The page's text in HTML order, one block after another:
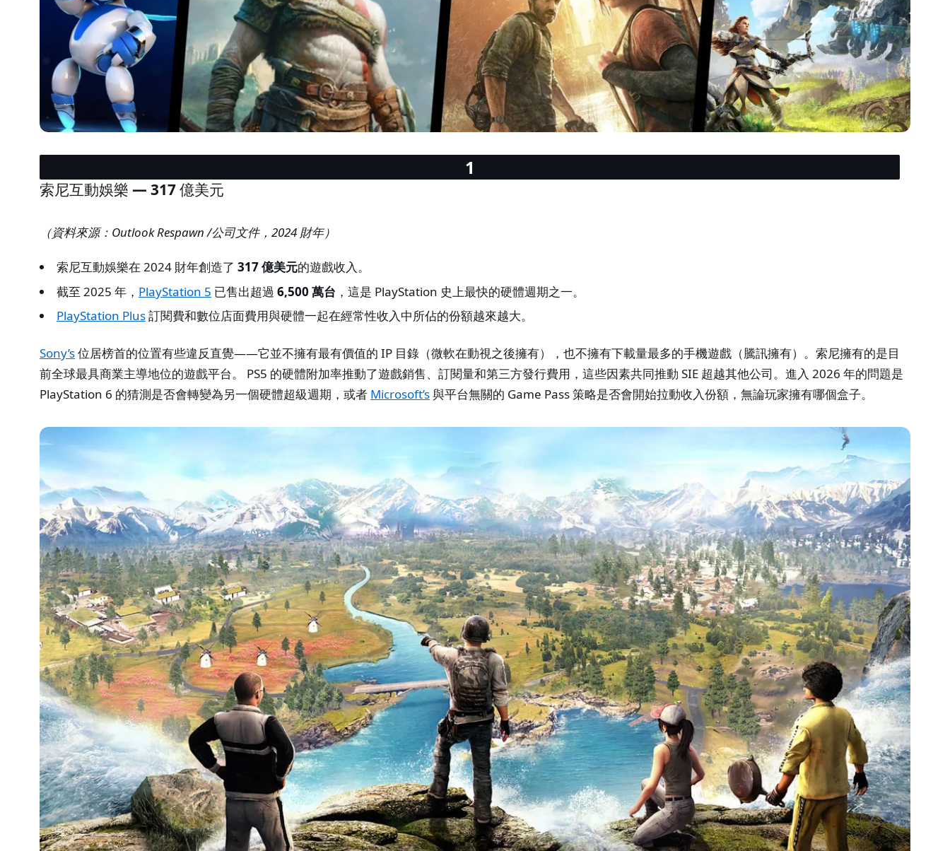
索尼互動娛樂 — 317 億美元
（資料來源：Outlook Respawn /公司文件，2024 財年）
索尼互動娛樂在 2024 財年創造了 317 億美元的遊戲收入。
截至 2025 年， PlayStation 5 已售出超過 6,500 萬台 ，這是 PlayStation 史上最快的硬體週期之一。
PlayStation Plus訂閱費和數位店面費用與硬體一起在經常性收入中所佔的份額越來越大。
Sony’s位居榜首的位置有些違反直覺——它並不擁有最有價值的 IP 目錄（微軟在動視之後擁有），也不擁有下載量最多的手機遊戲（騰訊擁有）。索尼擁有的是目
前全球最具商業主導地位的遊戲平台。 PS5 的硬體附加率推動了遊戲銷售、訂閱量和第三方發行費用，這些因素共同推動 SIE 超越其他公司。進入 2026 年的問題是
PlayStation 6 的猜測是否會轉變為另一個硬體超級週期，或者 Microsoft’s與平台無關的 Game Pass 策略是否會開始拉動收入份額，無論玩家擁有哪個盒子。